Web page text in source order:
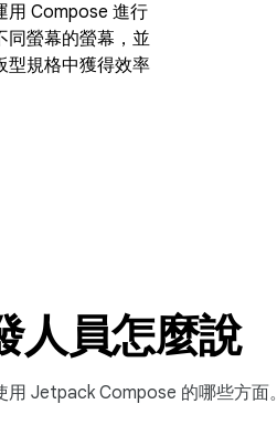
用 Compose 進行
同螢幕的螢幕，並
型規格中獲得效率
人員怎麼說
Jetpack Compose 的哪些方面。